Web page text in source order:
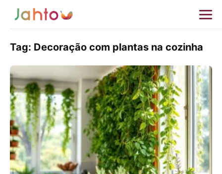
Tag: Decoração com plantas na cozinha